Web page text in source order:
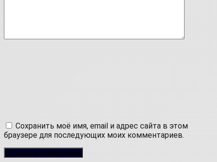
Сохранить моё имя, email и адрес сайта в этом
браузере для последующих моих комментариев.